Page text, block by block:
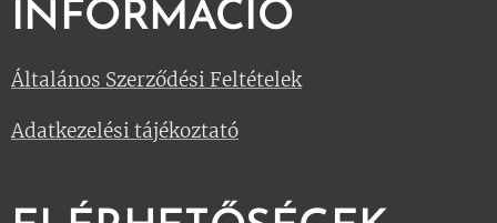
INFORMÁCIÓ
Általános Szerződési Feltételek
Adatkezelési tájékoztató